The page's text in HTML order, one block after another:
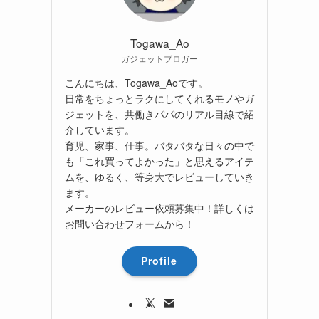
Togawa_Ao
ガジェットブロガー
こんにちは、Togawa_Aoです。
日常をちょっとラクにしてくれるモノやガ
ジェットを、共働きパパのリアル目線で紹
介しています。
育児、家事、仕事。バタバタな日々の中で
も「これ買ってよかった」と思えるアイテ
ムを、ゆるく、等身大でレビューしていき
ます。
メーカーのレビュー依頼募集中！詳しくは
お問い合わせフォームから！
Profile